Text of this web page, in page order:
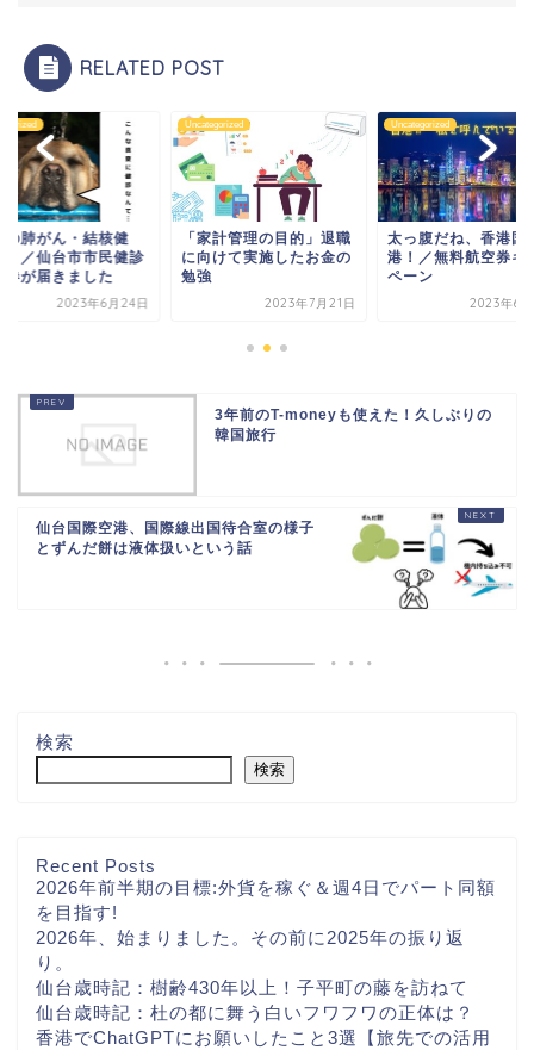
RELATED POST
の肺がん・結核健
！／仙台市市民健診
券が届きました
2023年6月24日
Uncategorized
「家計管理の目的」退職
に向けて実施したお金の
勉強
2023年7月21日
Uncategorized
太っ腹だね、香港国
港！／無料航空券キ
ペーン
2023年6
3年前のT-moneyも使えた！久しぶりの
韓国旅行
仙台国際空港、国際線出国待合室の様子
とずんだ餅は液体扱いという話
検索
検索
Recent Posts
2026年前半期の目標:外貨を稼ぐ＆週4日でパート同額
を目指す!
2026年、始まりました。その前に2025年の振り返
り。
仙台歳時記：樹齢430年以上！子平町の藤を訪ねて
仙台歳時記：杜の都に舞う白いフワフワの正体は？
香港でChatGPTにお願いしたこと3選【旅先での活用